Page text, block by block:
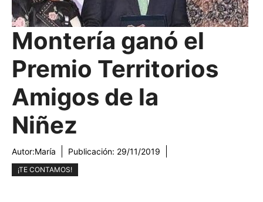
Montería ganó el
Premio Territorios
Amigos de la
Niñez
Autor:María Publicación: 29/11/2019
¡TE CONTAMOS!